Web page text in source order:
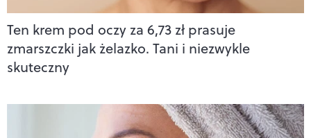
Ten krem pod oczy za 6,73 zł prasuje
zmarszczki jak żelazko. Tani i niezwykle
skuteczny